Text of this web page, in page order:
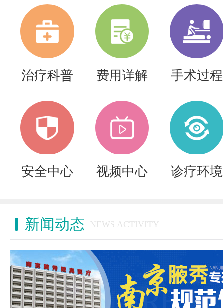
治疗科普 费用详解 手术过程
安全中心 视频中心 诊疗环境
新闻动态 NEWS ACTIVITY